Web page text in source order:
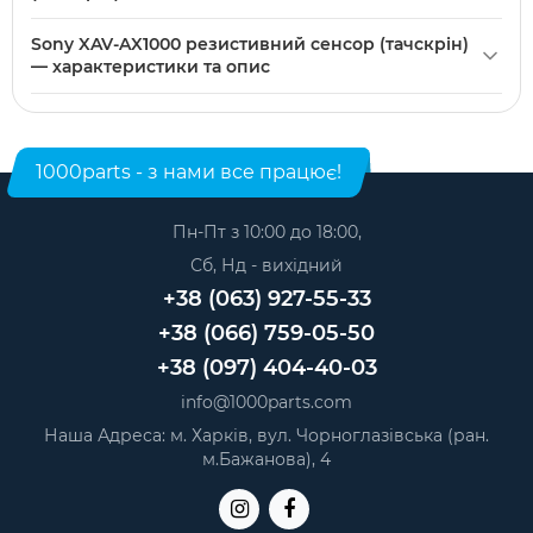
інших моделей Sony з відмінними розмірами або
конфігурацією шлейфу.
купити в нашому інтернет-магазині. Категорія:
Sony XAV-AX1000 резистивний сенсор (тачскрін)
— характеристики та опис
1000parts - з нами все працює!
Пн-Пт з 10:00 до 18:00,
Сб, Нд - вихідний
+38 (063) 927-55-33
+38 (066) 759-05-50
+38 (097) 404-40-03
info@1000parts.com
Наша Адреса: м. Харків, вул. Чорноглазівська (ран.
м.Бажанова), 4